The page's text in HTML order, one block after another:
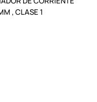
, CLASE 1